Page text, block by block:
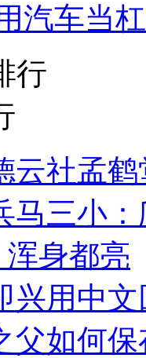
汽车当
行
云社孟
马三小
浑身都亮
兴用中
父如何